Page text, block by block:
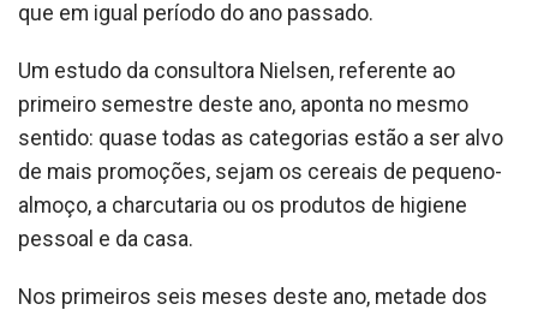
que em igual período do ano passado.
Um estudo da consultora Nielsen, referente ao
primeiro semestre deste ano, aponta no mesmo
sentido: quase todas as categorias estão a ser alvo
de mais promoções, sejam os cereais de pequeno-
almoço, a charcutaria ou os produtos de higiene
pessoal e da casa.
Nos primeiros seis meses deste ano, metade dos